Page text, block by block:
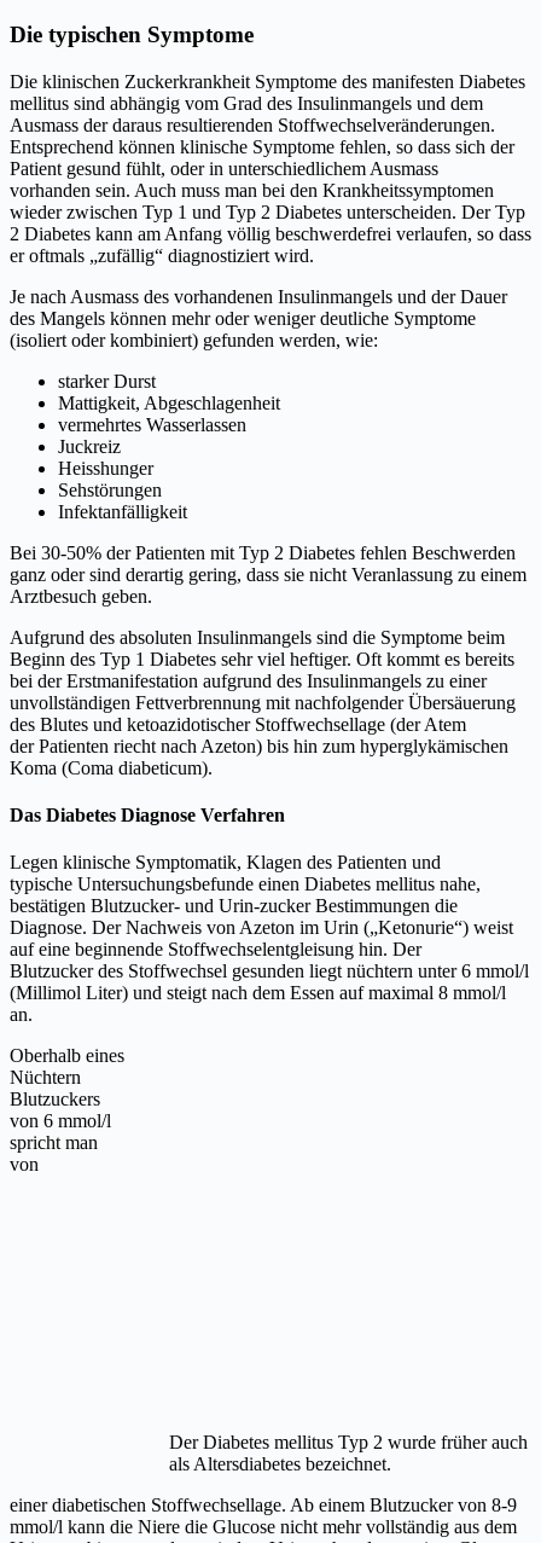
Die typischen Symptome
Die klinischen Zuckerkrankheit Symptome des manifesten Diabetes
mellitus sind abhängig vom Grad des Insulinmangels und dem
Ausmass der daraus resultierenden Stoffwechselveränderungen.
Entsprechend können klinische Symptome fehlen, so dass sich der
Patient gesund fühlt, oder in unterschiedlichem Ausmass
vorhanden sein. Auch muss man bei den Krankheitssymptomen
wieder zwischen Typ 1 und Typ 2 Diabetes unterscheiden. Der Typ
2 Diabetes kann am Anfang völlig beschwerdefrei verlaufen, so dass
er oftmals „zufällig“ diagnostiziert wird.
Je nach Ausmass des vorhandenen Insulinmangels und der Dauer
des Mangels können mehr oder weniger deutliche Symptome
(isoliert oder kombiniert) gefunden werden, wie:
starker Durst
Mattigkeit, Abgeschlagenheit
vermehrtes Wasserlassen
Juckreiz
Heisshunger
Sehstörungen
Infektanfälligkeit
Bei 30-50% der Patienten mit Typ 2 Diabetes fehlen Beschwerden
ganz oder sind derartig gering, dass sie nicht Veranlassung zu einem
Arztbesuch geben.
Aufgrund des absoluten Insulinmangels sind die Symptome beim
Beginn des Typ 1 Diabetes sehr viel heftiger. Oft kommt es bereits
bei der Erstmanifestation aufgrund des Insulinmangels zu einer
unvollständigen Fettverbrennung mit nachfolgender Übersäuerung
des Blutes und ketoazidotischer Stoffwechsellage (der Atem
der Patienten riecht nach Azeton) bis hin zum hyperglykämischen
Koma (Coma diabeticum).
Das Diabetes Diagnose Verfahren
Legen klinische Symptomatik, Klagen des Patienten und
typische Untersuchungsbefunde einen Diabetes mellitus nahe,
bestätigen Blutzucker- und Urin-zucker Bestimmungen die
Diagnose. Der Nachweis von Azeton im Urin („Ketonurie“) weist
auf eine beginnende Stoffwechselentgleisung hin. Der
Blutzucker des Stoffwechsel gesunden liegt nüchtern unter 6 mmol/l
(Millimol Liter) und steigt nach dem Essen auf maximal 8 mmol/l
an.
Der Diabetes mellitus Typ 2 wurde früher auch
als Altersdiabetes bezeichnet.
Oberhalb eines
Nüchtern
Blutzuckers
von 6 mmol/l
spricht man
von
einer diabetischen Stoffwechsellage. Ab einem Blutzucker von 8-9
mmol/l kann die Niere die Glucose nicht mehr vollständig aus dem